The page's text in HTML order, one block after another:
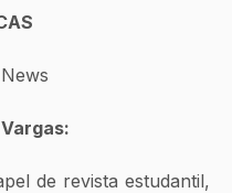
de revista estudantil,